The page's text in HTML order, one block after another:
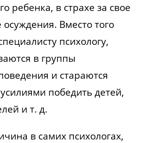
ребенка, в страхе за свое
осуждения. Вместо того
психологу,
в группы
и стараются
победить детей,
и т. д.
в самих психологах,